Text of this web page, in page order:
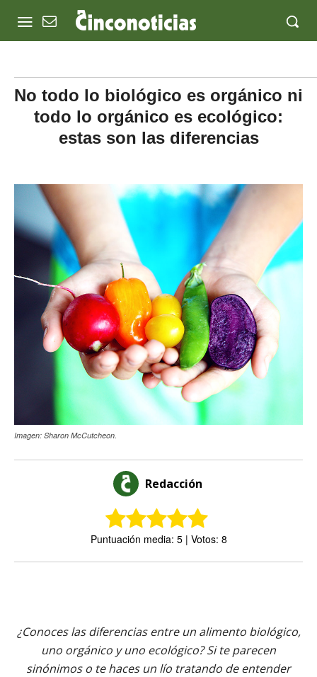
No todo lo biológico es orgánico ni
todo lo orgánico es ecológico:
estas son las diferencias
Imagen: Sharon McCutcheon.
Redacción
Puntuación media: 5 | Votos: 8
¿Conoces las diferencias entre un alimento biológico,
uno orgánico y uno ecológico? Si te parecen
sinónimos o te haces un lío tratando de entender